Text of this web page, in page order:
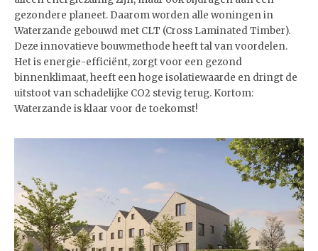
gezondere planeet. Daarom worden alle woningen in
Waterzande gebouwd met CLT (Cross Laminated Timber).
Deze innovatieve bouwmethode heeft tal van voordelen.
Het is energie-efficiënt, zorgt voor een gezond
binnenklimaat, heeft een hoge isolatiewaarde en dringt de
uitstoot van schadelijke CO2 stevig terug. Kortom:
Waterzande is klaar voor de toekomst!